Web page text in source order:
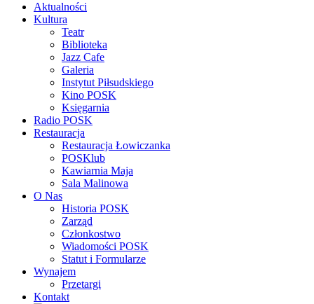
Aktualności
Kultura
Teatr
Biblioteka
Jazz Cafe
Galeria
Instytut Piłsudskiego
Kino POSK
Księgarnia
Radio POSK
Restauracja
Restauracja Łowiczanka
POSKlub
Kawiarnia Maja
Sala Malinowa
O Nas
Historia POSK
Zarząd
Członkostwo
Wiadomości POSK
Statut i Formularze
Wynajem
Przetargi
Kontakt